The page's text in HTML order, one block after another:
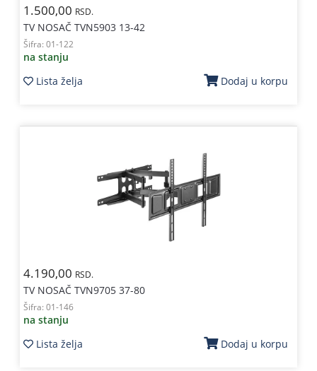
1.500,00 RSD.
TV NOSAČ TVN5903 13-42
Šifra: 01-122
na stanju
Lista želja
Dodaj u korpu
4.190,00 RSD.
TV NOSAČ TVN9705 37-80
Šifra: 01-146
na stanju
Lista želja
Dodaj u korpu